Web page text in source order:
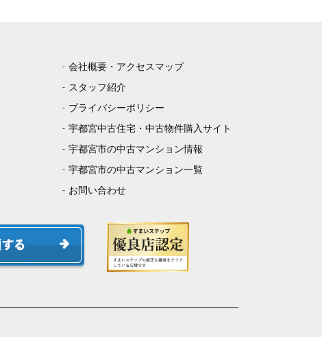
会社概要・アクセスマップ
スタッフ紹介
プライバシーポリシー
宇都宮中古住宅・中古物件購入サイト
宇都宮市の中古マンション情報
宇都宮市の中古マンション一覧
お問い合わせ